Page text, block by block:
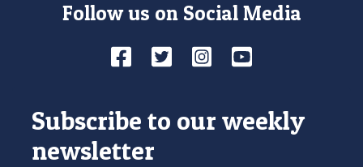
Follow us on Social Media
Facebook
TwitterInstagram
YouTube
Subscribe to our weekly
newsletter